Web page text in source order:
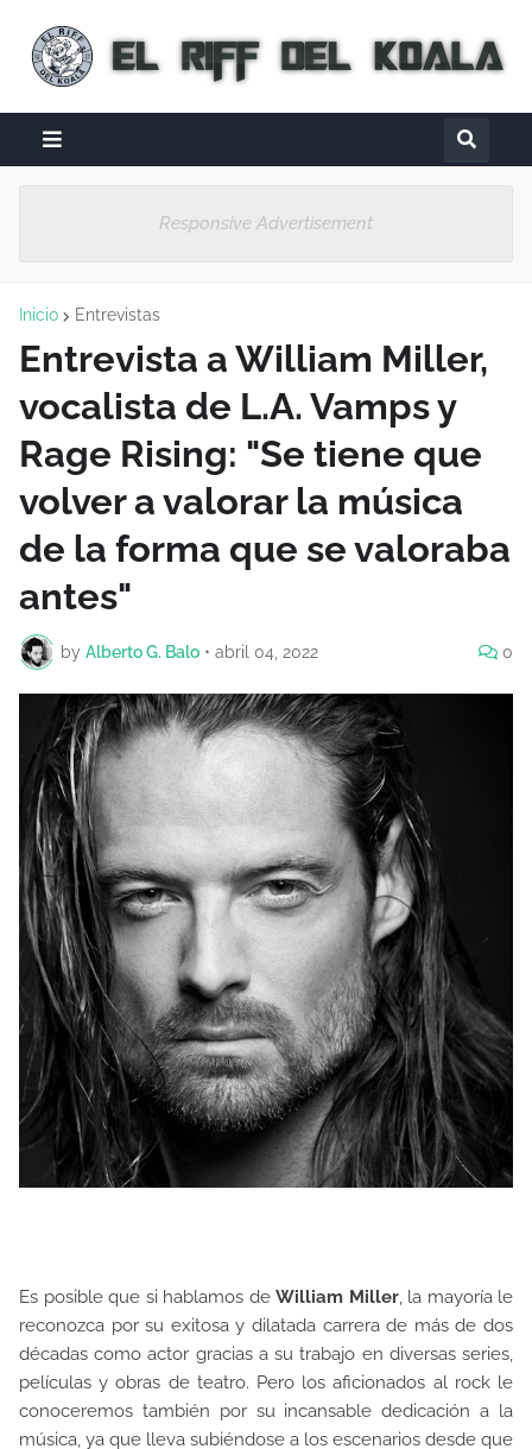
Responsive Advertisement
Inicio Entrevistas
Entrevista a William Miller,
vocalista de L.A. Vamps y
Rage Rising: "Se tiene que
volver a valorar la música
de la forma que se valoraba
antes"
by Alberto G. Balo • abril 04, 2022 0
Es posible que si hablamos de William Miller, la mayoría le
reconozca por su exitosa y dilatada carrera de más de dos
décadas como actor gracias a su trabajo en diversas series,
películas y obras de teatro. Pero los aficionados al rock le
conoceremos también por su incansable dedicación a la
música, ya que lleva subiéndose a los escenarios desde que